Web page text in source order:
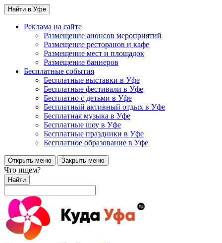
Найти в Уфе
Реклама на сайте
Размещение анонсов мероприятий
Размещение ресторанов и кафе
Размещение мест и площадок
Размещение баннеров
Бесплатные события
Бесплатные выставки в Уфе
Бесплатные фестивали в Уфе
Бесплатно с детьми в Уфе
Бесплатный активный отдых в Уфе
Бесплатная музыка в Уфе
Бесплатные шоу в Уфе
Бесплатные праздники в Уфе
Бесплатное образование в Уфе
Открыть меню Закрыть меню
Что ищем?
Найти